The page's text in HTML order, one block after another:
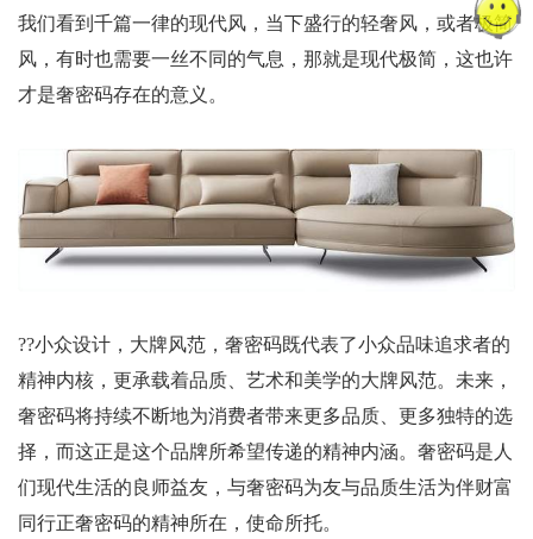
我们看到千篇一律的现代风，当下盛行的轻奢风，或者极简
风，有时也需要一丝不同的气息，那就是现代极简，这也许
才是奢密码存在的意义。
??小众设计，大牌风范，奢密码既代表了小众品味追求者的
精神内核，更承载着品质、艺术和美学的大牌风范。未来，
奢密码将持续不断地为消费者带来更多品质、更多独特的选
择，而这正是这个品牌所希望传递的精神内涵。奢密码是人
们现代生活的良师益友，与奢密码为友与品质生活为伴财富
同行正奢密码的精神所在，使命所托。